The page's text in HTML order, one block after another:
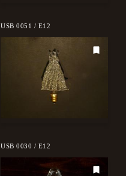
USB 0051 / E12
USB 0030 / E12